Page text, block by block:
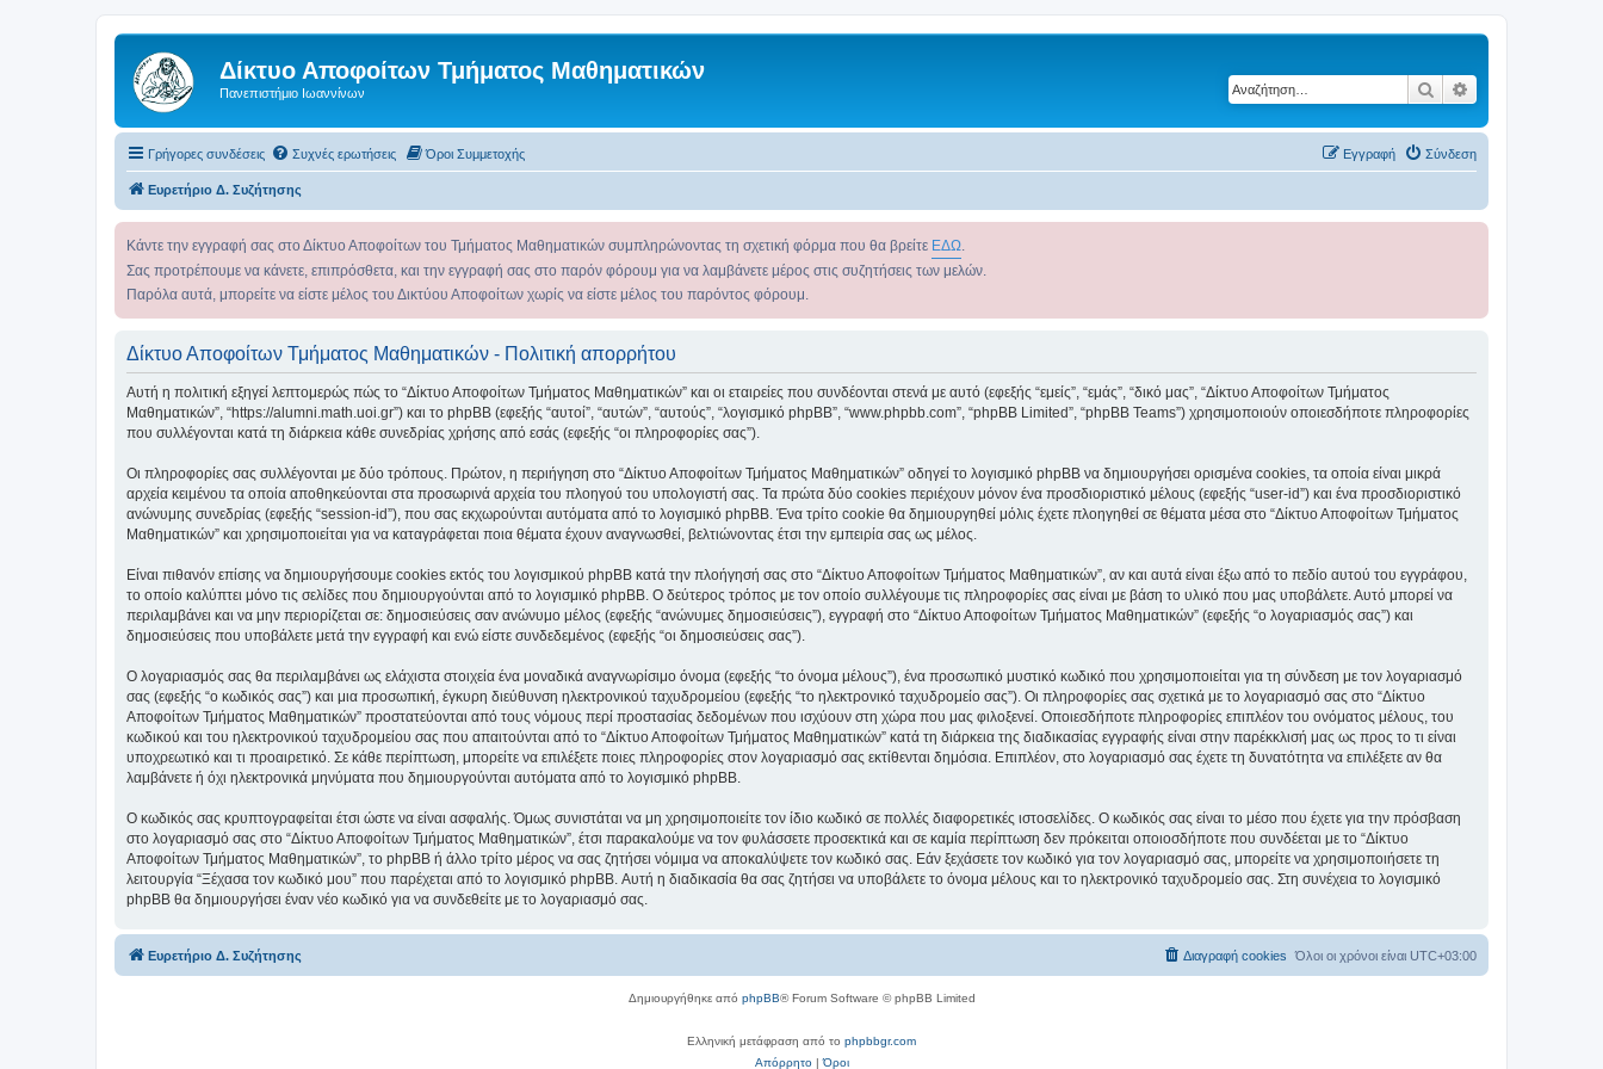
Δίκτυο Αποφοίτων Τμήματος Μαθηματικών
Πανεπιστήμιο Ιωαννίνων Αναζήτηση
Γρήγορες συνδέσεις Συχνές ερωτήσεις Όροι Συμμετοχής Σύνδεση
Εγγραφή
Ευρετήριο Δ. Συζήτησης
Κάντε την εγγραφή σας στο Δίκτυο Αποφοίτων του Τμήματος Μαθηματικών συμπληρώνοντας τη σχετική φόρμα που θα βρείτε ΕΔΩ
Σας προτρέπουμε να κάνετε, επιπρόσθετα, και την εγγραφή σας στο παρόν φόρουμ για να λαμβάνετε μέρος στις συζητήσεις των μελών.
Παρόλα αυτά, μπορείτε να είστε μέλος του Δικτύου Αποφοίτων χωρίς να είστε μέλος του παρόντος φόρουμ.
Δίκτυο Αποφοίτων Τμήματος Μαθηματικών - Πολιτική απορρήτου
Αυτή η πολιτική εξηγεί λεπτομερώς πώς το “Δίκτυο Αποφοίτων Τμήματος Μαθηματικών” και οι εταιρείες που συνδέονται στενά με αυτό (εφεξής “εμείς”, “εμάς”, “δικό μας”, “Δίκτυο Αποφοίτων Τμήματος
Μαθηματικών”, “https://alumni.math.uoi.gr”) και το phpBB (εφεξής “αυτοί”, “αυτών”, “αυτούς”, “λογισμικό phpBB”, “www.phpbb.com”, “phpBB Limited”, “phpBB Teams”) χρησιμοποιούν οποιεσδήποτε πληροφορίες
που συλλέγονται κατά τη διάρκεια κάθε συνεδρίας χρήσης από εσάς (εφεξής “οι πληροφορίες σας”).
Οι πληροφορίες σας συλλέγονται με δύο τρόπους. Πρώτον, η περιήγηση στο “Δίκτυο Αποφοίτων Τμήματος Μαθηματικών” οδηγεί το λογισμικό phpBB να δημιουργήσει ορισμένα cookies, τα οποία είναι μικρά
αρχεία κειμένου τα οποία αποθηκεύονται στα προσωρινά αρχεία του πλοηγού του υπολογιστή σας. Τα πρώτα δύο cookies περιέχουν μόνον ένα προσδιοριστικό μέλους (εφεξής “user-id”) και ένα προσδιοριστικό
ανώνυμης συνεδρίας (εφεξής “session-id”), που σας εκχωρούνται αυτόματα από το λογισμικό phpBB. Ένα τρίτο cookie θα δημιουργηθεί μόλις έχετε πλοηγηθεί σε θέματα μέσα στο “Δίκτυο Αποφοίτων Τμήματος
Μαθηματικών” και χρησιμοποιείται για να καταγράφεται ποια θέματα έχουν αναγνωσθεί, βελτιώνοντας έτσι την εμπειρία σας ως μέλος.
Είναι πιθανόν επίσης να δημιουργήσουμε cookies εκτός του λογισμικού phpBB κατά την πλοήγησή σας στο “Δίκτυο Αποφοίτων Τμήματος Μαθηματικών”, αν και αυτά είναι έξω από το πεδίο αυτού του εγγράφου,
το οποίο καλύπτει μόνο τις σελίδες που δημιουργούνται από το λογισμικό phpBB. Ο δεύτερος τρόπος με τον οποίο συλλέγουμε τις πληροφορίες σας είναι με βάση το υλικό που μας υποβάλετε. Αυτό μπορεί να
περιλαμβάνει και να μην περιορίζεται σε: δημοσιεύσεις σαν ανώνυμο μέλος (εφεξής “ανώνυμες δημοσιεύσεις”), εγγραφή στο “Δίκτυο Αποφοίτων Τμήματος Μαθηματικών” (εφεξής “ο λογαριασμός σας”) και
δημοσιεύσεις που υποβάλετε μετά την εγγραφή και ενώ είστε συνδεδεμένος (εφεξής “οι δημοσιεύσεις σας”).
Ο λογαριασμός σας θα περιλαμβάνει ως ελάχιστα στοιχεία ένα μοναδικά αναγνωρίσιμο όνομα (εφεξής “το όνομα μέλους”), ένα προσωπικό μυστικό κωδικό που χρησιμοποιείται για τη σύνδεση με τον λογαριασμό
σας (εφεξής “ο κωδικός σας”) και μια προσωπική, έγκυρη διεύθυνση ηλεκτρονικού ταχυδρομείου (εφεξής “το ηλεκτρονικό ταχυδρομείο σας”). Οι πληροφορίες σας σχετικά με το λογαριασμό σας στο “Δίκτυο
Αποφοίτων Τμήματος Μαθηματικών” προστατεύονται από τους νόμους περί προστασίας δεδομένων που ισχύουν στη χώρα που μας φιλοξενεί. Οποιεσδήποτε πληροφορίες επιπλέον του ονόματος μέλους, του
κωδικού και του ηλεκτρονικού ταχυδρομείου σας που απαιτούνται από το “Δίκτυο Αποφοίτων Τμήματος Μαθηματικών” κατά τη διάρκεια της διαδικασίας εγγραφής είναι στην παρέκκλισή μας ως προς το τι είναι
υποχρεωτικό και τι προαιρετικό. Σε κάθε περίπτωση, μπορείτε να επιλέξετε ποιες πληροφορίες στον λογαριασμό σας εκτίθενται δημόσια. Επιπλέον, στο λογαριασμό σας έχετε τη δυνατότητα να επιλέξετε αν θα
λαμβάνετε ή όχι ηλεκτρονικά μηνύματα που δημιουργούνται αυτόματα από το λογισμικό phpBB.
Ο κωδικός σας κρυπτογραφείται έτσι ώστε να είναι ασφαλής. Όμως συνιστάται να μη χρησιμοποιείτε τον ίδιο κωδικό σε πολλές διαφορετικές ιστοσελίδες. Ο κωδικός σας είναι το μέσο που έχετε για την πρόσβαση
στο λογαριασμό σας στο “Δίκτυο Αποφοίτων Τμήματος Μαθηματικών”, έτσι παρακαλούμε να τον φυλάσσετε προσεκτικά και σε καμία περίπτωση δεν πρόκειται οποιοσδήποτε που συνδέεται με το “Δίκτυο
Αποφοίτων Τμήματος Μαθηματικών”, το phpBB ή άλλο τρίτο μέρος να σας ζητήσει νόμιμα να αποκαλύψετε τον κωδικό σας. Εάν ξεχάσετε τον κωδικό για τον λογαριασμό σας, μπορείτε να χρησιμοποιήσετε τη
λειτουργία “Ξέχασα τον κωδικό μου” που παρέχεται από το λογισμικό phpBB. Αυτή η διαδικασία θα σας ζητήσει να υποβάλετε το όνομα μέλους και το ηλεκτρονικό ταχυδρομείο σας. Στη συνέχεια το λογισμικό
phpBB θα δημιουργήσει έναν νέο κωδικό για να συνδεθείτε με το λογαριασμό σας.
Ευρετήριο Δ. Συζήτησης Όλοι οι χρόνοι είναι UTC+03:00
Διαγραφή cookies
Δημιουργήθηκε από phpBB® Forum Software © phpBB Limited
Ελληνική μετάφραση από το phpbbgr.com
Απόρρητο|Όροι